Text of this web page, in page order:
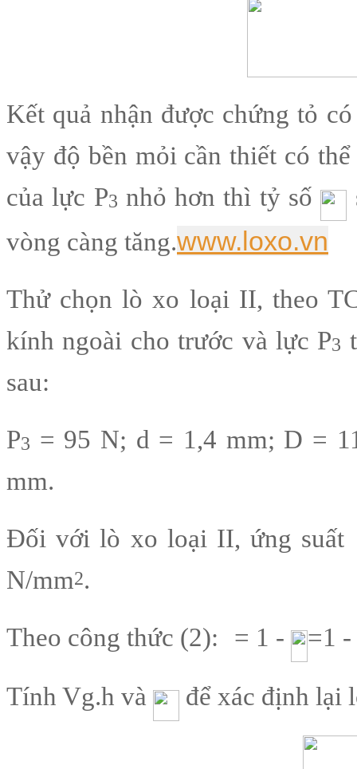
Kết quả nhận được chứng tỏ
vậy độ bền mỏi cần thiết có
của lực P3 nhỏ hơn thì tỷ số
vòng càng tăng.www.loxo.vn
Thử chọn lò xo loại II, theo
kính ngoài cho trước và lực P3
sau:
P3 = 95 N; d = 1,4 mm; D =
mm.
Đối với lò xo loại II, ứng suất
N/mm2.
Theo công thức (2):
= 1 - =1 -
Tính Vg.h và để xác định lại